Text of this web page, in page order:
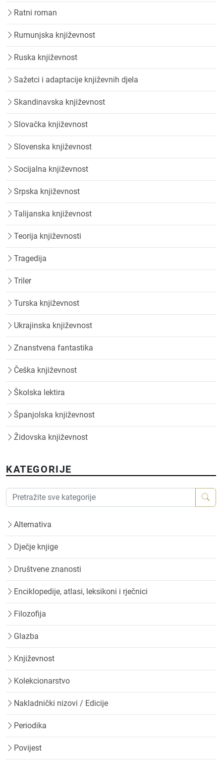
Ratni roman
Rumunjska književnost
Ruska književnost
Sažetci i adaptacije književnih djela
Skandinavska književnost
Slovačka književnost
Slovenska književnost
Socijalna književnost
Srpska književnost
Talijanska književnost
Teorija književnosti
Tragedija
Triler
Turska književnost
Ukrajinska književnost
Znanstvena fantastika
Češka književnost
Školska lektira
Španjolska književnost
Židovska književnost
KATEGORIJE
Alternativa
Dječje knjige
Društvene znanosti
Enciklopedije, atlasi, leksikoni i rječnici
Filozofija
Glazba
Književnost
Kolekcionarstvo
Nakladnički nizovi / Edicije
Periodika
Povijest